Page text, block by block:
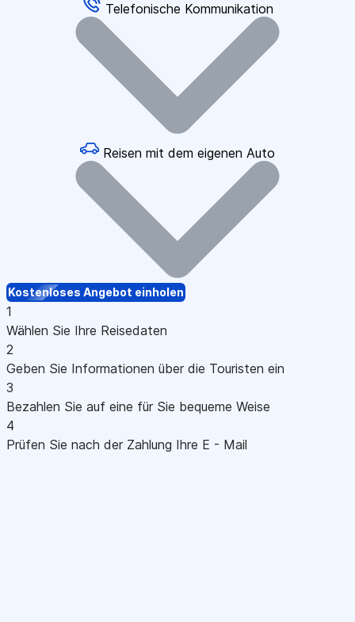
Telefonische Kommunikation
Reisen mit dem eigenen Auto
Kostenloses Angebot einholen
1
Wählen Sie Ihre Reisedaten
2
Geben Sie Informationen über die Touristen ein
3
Bezahlen Sie auf eine für Sie bequeme Weise
4
Prüfen Sie nach der Zahlung Ihre E - Mail